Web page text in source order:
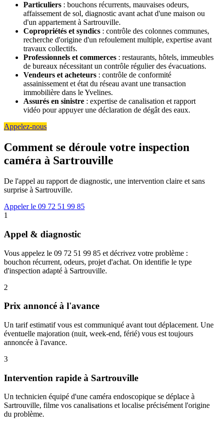
Particuliers : bouchons récurrents, mauvaises odeurs,
affaissement de sol, diagnostic avant achat d'une maison ou
d'un appartement à Sartrouville.
Copropriétés et syndics : contrôle des colonnes communes,
recherche d'origine d'un refoulement multiple, expertise avant
travaux collectifs.
Professionnels et commerces : restaurants, hôtels, immeubles
de bureaux nécessitant un contrôle régulier des évacuations.
Vendeurs et acheteurs : contrôle de conformité
assainissement et état du réseau avant une transaction
immobilière dans le Yvelines.
Assurés en sinistre : expertise de canalisation et rapport
vidéo pour appuyer une déclaration de dégât des eaux.
Appelez-nous
Comment se déroule votre inspection
caméra à Sartrouville
De l'appel au rapport de diagnostic, une intervention claire et sans
surprise à Sartrouville.
Appeler le 09 72 51 99 85
1
Appel & diagnostic
Vous appelez le 09 72 51 99 85 et décrivez votre problème :
bouchon récurrent, odeurs, projet d'achat. On identifie le type
d'inspection adapté à Sartrouville.
2
Prix annoncé à l'avance
Un tarif estimatif vous est communiqué avant tout déplacement. Une
éventuelle majoration (nuit, week-end, férié) vous est toujours
annoncée à l'avance.
3
Intervention rapide à Sartrouville
Un technicien équipé d'une caméra endoscopique se déplace à
Sartrouville, filme vos canalisations et localise précisément l'origine
du problème.